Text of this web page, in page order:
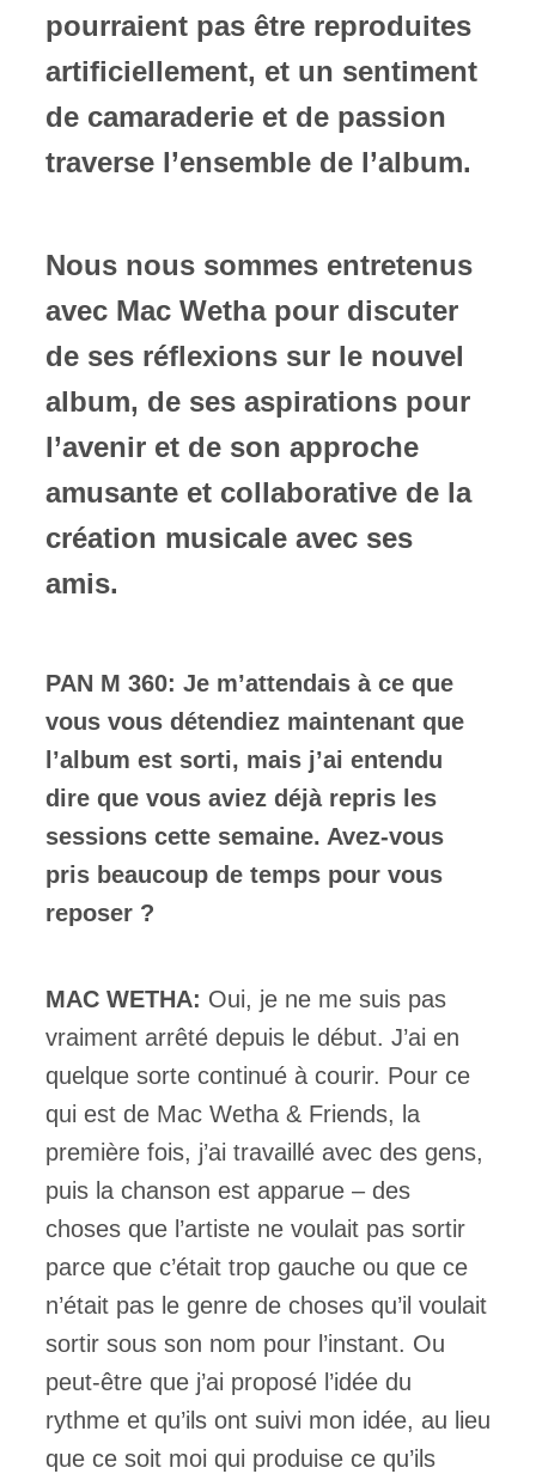
pourraient pas être reproduites
artificiellement, et un sentiment
de camaraderie et de passion
traverse l’ensemble de l’album.
Nous nous sommes entretenus
avec Mac Wetha pour discuter
de ses réflexions sur le nouvel
album, de ses aspirations pour
l’avenir et de son approche
amusante et collaborative de la
création musicale avec ses
amis.
PAN M 360: Je m’attendais à ce que
vous vous détendiez maintenant que
l’album est sorti, mais j’ai entendu
dire que vous aviez déjà repris les
sessions cette semaine. Avez-vous
pris beaucoup de temps pour vous
reposer ?
MAC WETHA: Oui, je ne me suis pas
vraiment arrêté depuis le début. J’ai en
quelque sorte continué à courir. Pour ce
qui est de Mac Wetha & Friends, la
première fois, j’ai travaillé avec des gens,
puis la chanson est apparue – des
choses que l’artiste ne voulait pas sortir
parce que c’était trop gauche ou que ce
n’était pas le genre de choses qu’il voulait
sortir sous son nom pour l’instant. Ou
peut-être que j’ai proposé l’idée du
rythme et qu’ils ont suivi mon idée, au lieu
que ce soit moi qui produise ce qu’ils